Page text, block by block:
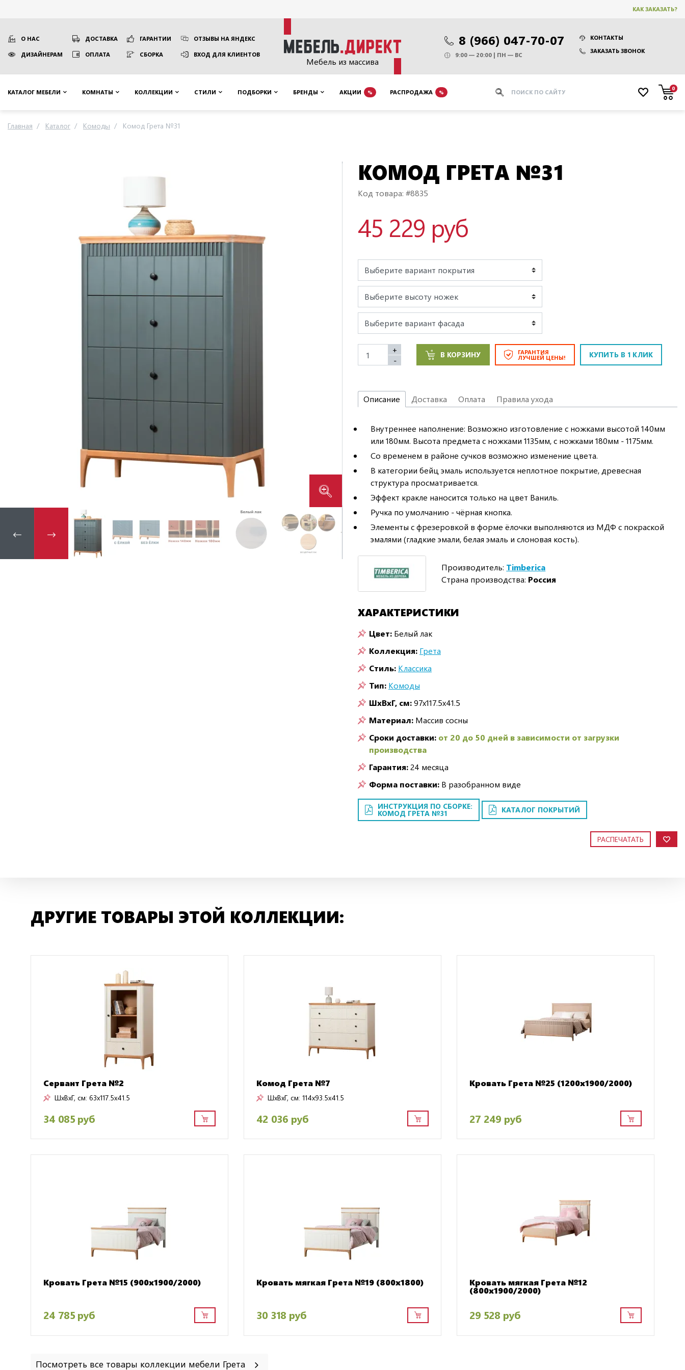
КАК ЗАКАЗАТЬ?
Мебель из массива
О НАС ДОСТАВКА ГАРАНТИИ ОТЗЫВЫ НА ЯНДЕКС
ДИЗАЙНЕРАМ ОПЛАТА СБОРКА ВХОД ДЛЯ КЛИЕНТОВ
8 (966) 047-70-07
КОНТАКТЫ
ЗАКАЗАТЬ ЗВОНОК
9:00 — 20:00 | ПН — ВС
КАТАЛОГ МЕБЕЛИ КОМНАТЫ КОЛЛЕКЦИИ СТИЛИ ПОДБОРКИ БРЕНДЫ АКЦИИ % РАСПРОДАЖА %
0
Главная Каталог Комоды Комод Грета №31
КОМОД ГРЕТА №31
Код товара: #8835
45 229 руб
+
-
В КОРЗИНУ ГАРАНТИЯ
ЛУЧШЕЙ ЦЕНЫ! КУПИТЬ В 1 КЛИК
Описание Доставка Оплата Правила ухода
Внутреннее наполнение: Возможно изготовление с ножками высотой 140мм
или 180мм. Высота предмета с ножками 1135мм, с ножками 180мм - 1175мм.
Со временем в районе сучков возможно изменение цвета.
В категории бейц эмаль используется неплотное покрытие, древесная
структура просматривается.
Эффект кракле наносится только на цвет Ваниль.
Ручка по умолчанию - чёрная кнопка.
Элементы с фрезеровкой в форме ёлочки выполняются из МДФ с покраской
эмалями (гладкие эмали, белая эмаль и слоновая кость).
Производитель: Timberica
Страна производства: Россия
ХАРАКТЕРИСТИКИ
Цвет: Белый лак
Коллекция: Грета
Стиль: Классика
Тип: Комоды
ШxВxГ, см:97x117.5x41.5
Материал: Массив сосны
Сроки доставки: от 20 до 50 дней в зависимости от загрузки
производства
Гарантия:24 месяца
Форма поставки: В разобранном виде
ИНСТРУКЦИЯ ПО СБОРКЕ:
КОМОД ГРЕТА №31 КАТАЛОГ ПОКРЫТИЙ
РАСПЕЧАТАТЬ
ДРУГИЕ ТОВАРЫ ЭТОЙ КОЛЛЕКЦИИ:
Сервант Грета №2
ШxВxГ, см: 63x117.5x41.5
34 085 руб
Комод Грета №7
ШxВxГ, см: 114x93.5x41.5
42 036 руб
Кровать Грета №25 (1200х1900/2000)
27 249 руб
Кровать Грета №15 (900х1900/2000)
24 785 руб
Кровать мягкая Грета №19 (800х1800)
30 318 руб
Кровать мягкая Грета №12
(800х1900/2000)
29 528 руб
Посмотреть все товары коллекции мебели Грета